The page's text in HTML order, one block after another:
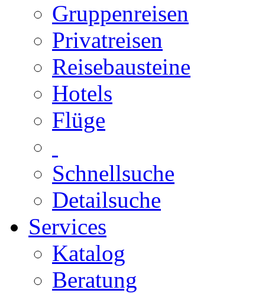
Gruppenreisen
Privatreisen
Reisebausteine
Hotels
Flüge
Schnellsuche
Detailsuche
Services
Katalog
Beratung